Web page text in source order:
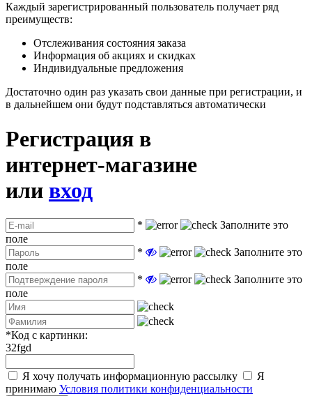
Каждый зарегистрированный пользователь получает ряд
преимуществ:
Отслеживания состояния заказа
Информация об акциях и скидках
Индивидуальные предложения
Достаточно один раз указать свои данные при регистрации, и
в дальнейшем они будут подставляться автоматически
Регистрация в
интернет-магазине
или вход
*
Заполните это
поле
*
Заполните это
поле
*
Заполните это
поле
*Код с картинки:
32fgd
Я хочу получать информационную рассылку
Я
принимаю Условия политики конфиденциальности